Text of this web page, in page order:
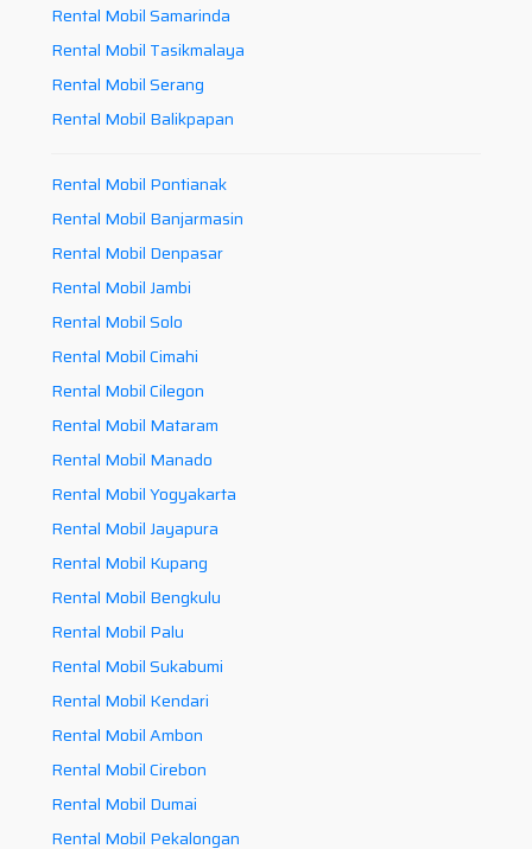
Rental Mobil Samarinda
Rental Mobil Tasikmalaya
Rental Mobil Serang
Rental Mobil Balikpapan
Rental Mobil Pontianak
Rental Mobil Banjarmasin
Rental Mobil Denpasar
Rental Mobil Jambi
Rental Mobil Solo
Rental Mobil Cimahi
Rental Mobil Cilegon
Rental Mobil Mataram
Rental Mobil Manado
Rental Mobil Yogyakarta
Rental Mobil Jayapura
Rental Mobil Kupang
Rental Mobil Bengkulu
Rental Mobil Palu
Rental Mobil Sukabumi
Rental Mobil Kendari
Rental Mobil Ambon
Rental Mobil Cirebon
Rental Mobil Dumai
Rental Mobil Pekalongan